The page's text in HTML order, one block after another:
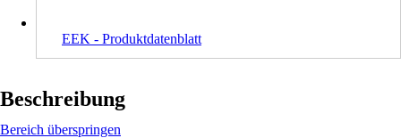
EEK - Produktdatenblatt
Beschreibung
Bereich überspringen